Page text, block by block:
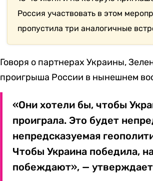
Россия участвовать в этом
пропустила три аналогичные
Говоря о партнерах Украины,
проигрыша России в нынешнем
«Они хотели бы, чтобы
проиграла. Это будет
непредсказуемая
Чтобы Украина победила,
побеждают», —